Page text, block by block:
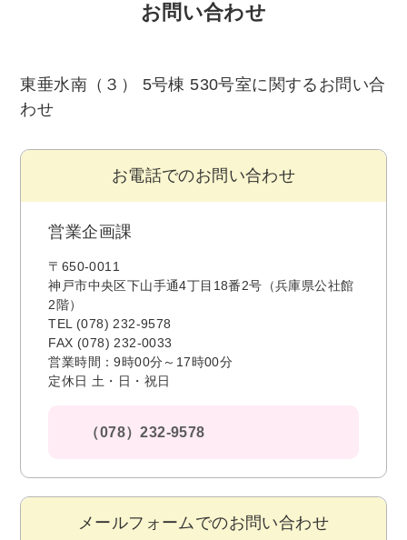
お問い合わせ
東垂水南（３） 5号棟 530号室に関するお問い合
わせ
お電話でのお問い合わせ
営業企画課
〒650-0011
神戸市中央区下山手通4丁目18番2号（兵庫県公社館
2階）
TEL (078) 232-9578
FAX (078) 232-0033
営業時間：9時00分～17時00分
定休日 土・日・祝日
（078）232-9578
メールフォームでのお問い合わせ